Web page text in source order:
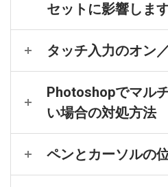
セットに影響しま
タッチ入力のオン
Photoshopでマル
い場合の対処方法
ペンとカーソルの